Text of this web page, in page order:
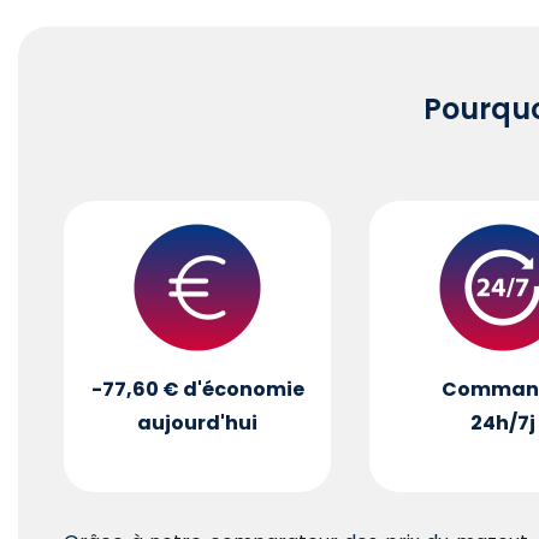
-77,60 € d'économie
aujourd'hui
24h/7j